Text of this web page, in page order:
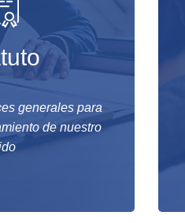
generales para
de nuestro